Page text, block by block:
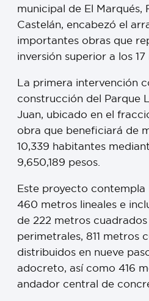
municipal de El Marqués,
Castelán, encabezó el
importantes obras que
inversión superior a los 17
La primera intervención
construcción del Parque
Juan, ubicado en el
obra que beneficiará de
10,339 habitantes
9,650,189 pesos.
Este proyecto contempla
460 metros lineales e
de 222 metros
perimetrales, 811 metros
distribuidos en nueve
adocreto, así como 416
andador central de